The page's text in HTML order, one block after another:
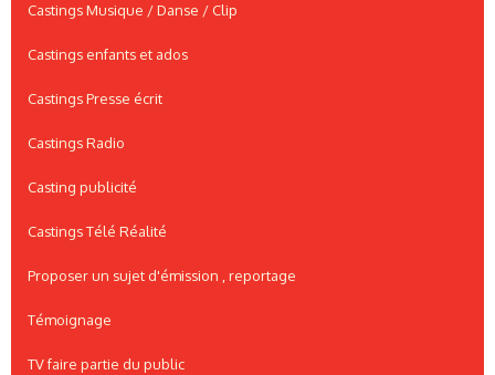
Castings Musique / Danse / Clip
Castings enfants et ados
Castings Presse écrit
Castings Radio
Casting publicité
Castings Télé Réalité
Proposer un sujet d'émission , reportage
Témoignage
TV faire partie du public